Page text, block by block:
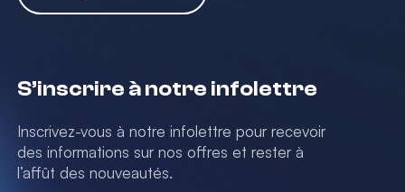
S’inscrire à notre infolettre
Inscrivez-vous à notre infolettre pour recevoir
des informations sur nos offres et rester à
l’affût des nouveautés.